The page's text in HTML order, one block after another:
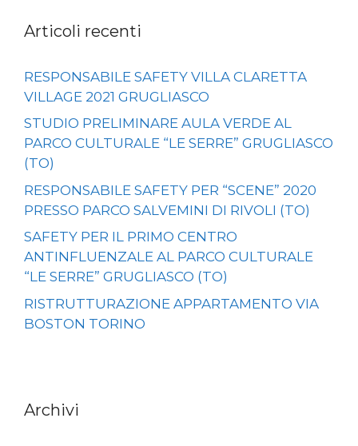
Articoli recenti
RESPONSABILE SAFETY VILLA CLARETTA
VILLAGE 2021 GRUGLIASCO
STUDIO PRELIMINARE AULA VERDE AL
PARCO CULTURALE “LE SERRE” GRUGLIASCO
(TO)
RESPONSABILE SAFETY PER “SCENE” 2020
PRESSO PARCO SALVEMINI DI RIVOLI (TO)
SAFETY PER IL PRIMO CENTRO
ANTINFLUENZALE AL PARCO CULTURALE
“LE SERRE” GRUGLIASCO (TO)
RISTRUTTURAZIONE APPARTAMENTO VIA
BOSTON TORINO
Archivi